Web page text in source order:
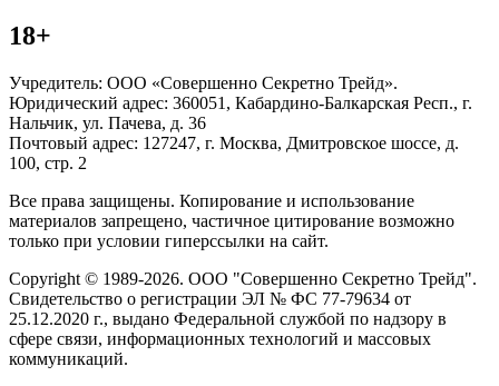
18+
Учредитель: ООО «Совершенно Секретно Трейд».
Юридический адрес: 360051, Кабардино-Балкарская Респ., г.
Нальчик, ул. Пачева, д. 36
Почтовый адрес: 127247, г. Москва, Дмитровское шоссе, д.
100, стр. 2
Все права защищены. Копирование и использование
материалов запрещено, частичное цитирование возможно
только при условии гиперссылки на сайт.
Copyright © 1989-2026. ООО "Совершенно Секретно Трейд".
Свидетельство о регистрации ЭЛ № ФС 77-79634 от
25.12.2020 г., выдано Федеральной службой по надзору в
сфере связи, информационных технологий и массовых
коммуникаций.